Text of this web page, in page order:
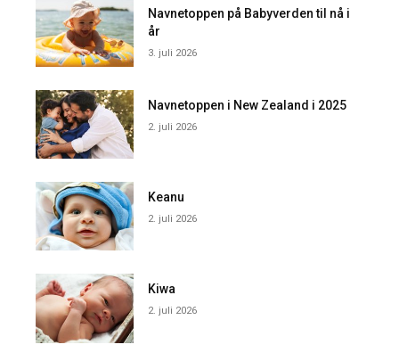
Navnetoppen på Babyverden til nå i
år
3. juli 2026
Navnetoppen i New Zealand i 2025
2. juli 2026
Keanu
2. juli 2026
Kiwa
2. juli 2026